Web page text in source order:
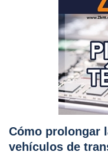
Cómo prolongar
vehículos de